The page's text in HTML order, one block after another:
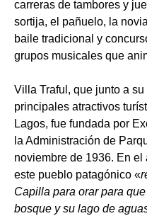
carreras de tambores y
sortija, el pañuelo, la
baile tradicional y
grupos musicales que
Villa Traful, que junto a
principales atractivos
Lagos, fue fundada por
la Administración de
noviembre de 1936. En
este pueblo patagónico «
Capilla para orar para
bosque y su lago de